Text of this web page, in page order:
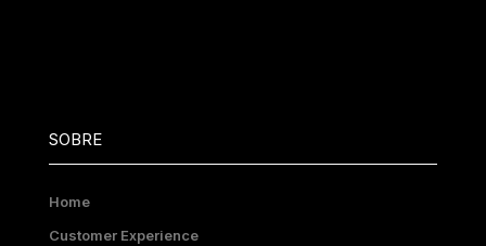
SOBRE
Home
Customer Experience